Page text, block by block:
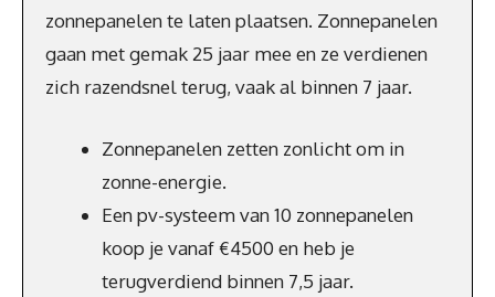
zonnepanelen te laten plaatsen. Zonnepanelen
gaan met gemak 25 jaar mee en ze verdienen
zich razendsnel terug, vaak al binnen 7 jaar.
Zonnepanelen zetten zonlicht om in
zonne-energie.
Een pv-systeem van 10 zonnepanelen
koop je vanaf €4500 en heb je
terugverdiend binnen 7,5 jaar.